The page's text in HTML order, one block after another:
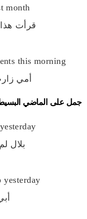
month
قرأت
this morning
أمي
جمل على الماضي
بلال
yesterday